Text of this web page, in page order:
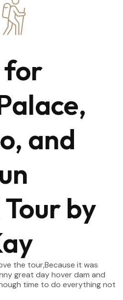
for
and
by
the tour,Because it was
great day hover dam and
time to do everything not